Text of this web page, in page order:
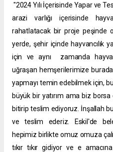
"2024 Yılı İçerisinde Yapar ve
arazi varlığı içerisinde
rahatlatacak bir proje peşinde
yerde, şehir içinde hayvancılık
için ve aynı zamanda
uğraşan hemşerilerimize
yapmayı temin edebilmek için,
büyük bir yatırım ama biz borsa
bitirip teslim ediyoruz. İnşallah
ve teslim ederiz. Eskil'de
hepimiz birlikte omuz omuza
tıkır tıkır gidiyor ve e